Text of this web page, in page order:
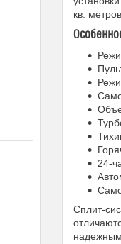
кв.
24-
Сплит-
надежным